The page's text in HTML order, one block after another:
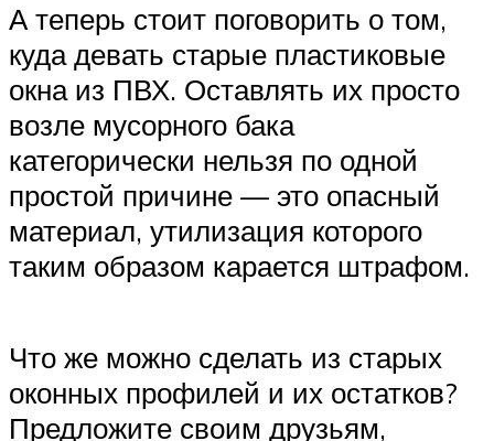
А теперь стоит поговорить о том,
куда девать старые пластиковые
окна из ПВХ. Оставлять их просто
возле мусорного бака
категорически нельзя по одной
простой причине — это опасный
материал, утилизация которого
таким образом карается штрафом.
Что же можно сделать из старых
оконных профилей и их остатков?
Предложите своим друзьям,